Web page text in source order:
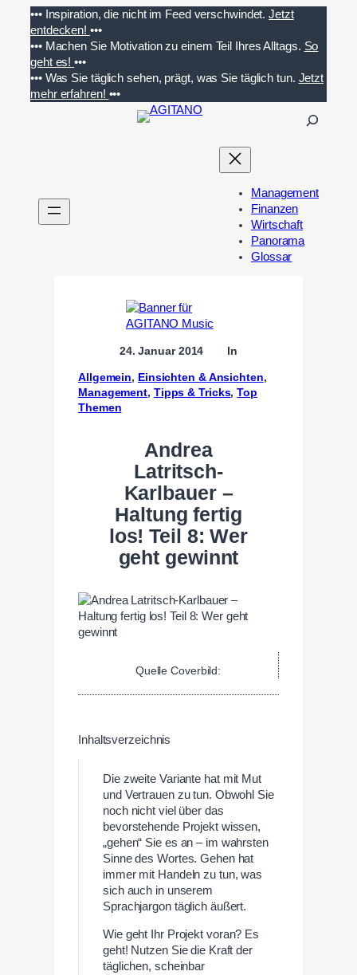
Inhalt
springen
••• Inspiration, die nicht im Feed verschwindet. Jetzt
entdecken! •••
••• Machen Sie Motivation zu einem Teil Ihres Alltags. So
geht es!•••
••• Was Sie täglich sehen, prägt, was Sie täglich tun. Jetzt
mehr erfahren! •••
n
Management
Finanzen
Wirtschaft
Panorama
Glossar
24. Januar 2014 In
Allgemein, Einsichten & Ansichten
Management, Tipps & Tricks, Top
Themen
Andrea
Latritsch-
Karlbauer –
Haltung fertig
los! Teil 8: Wer
geht gewinnt
Quelle Coverbild:
Inhaltsverzeichnis
Die zweite Variante hat mit Mut
und Vertrauen zu tun. Obwohl Sie
noch nicht viel über das
bevorstehende Projekt wissen,
„gehen“ Sie es an – im wahrsten
Sinne des Wortes. Gehen hat
immer mit Handeln zu tun, was
sich auch in unserem
Sprachjargon täglich äußert.
Wie geht Ihr Projekt voran? Es
geht! Nutzen Sie die Kraft der
täglichen, scheinbar